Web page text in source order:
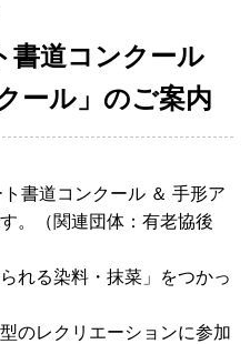
書道コンクール
ール」のご案内
書道コンクール ＆ 手形ア
。（関連団体：有老協後
れる染料・抹菜」をつかっ
のレクリエーションに参加